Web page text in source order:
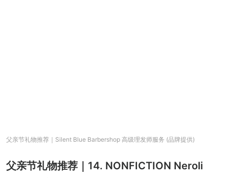
父亲节礼物推荐｜Silent Blue Barbershop 高级理发师服务 (品牌提供)
父亲节礼物推荐｜14. NONFICTION Neroli